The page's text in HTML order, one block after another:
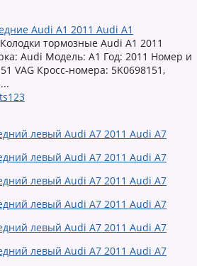
Audi A1 2011 Audi A1
тормозные Audi A1 2011
Audi Модель: A1 Год: 2011 Номер и
VAG Кросс-номера: 5K0698151,